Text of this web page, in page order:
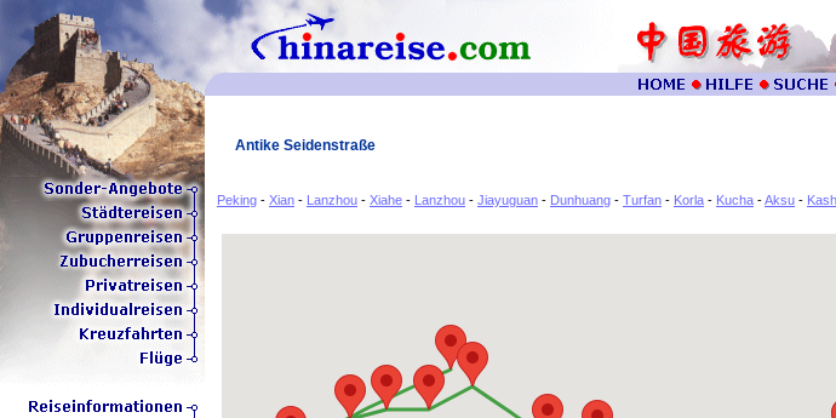
Antike Seidenstraße
Peking - Xian - Lanzhou - Xiahe - Lanzhou - Jiayuguan - Dunhuang - Turfan - Korla - Kucha -Aksu -